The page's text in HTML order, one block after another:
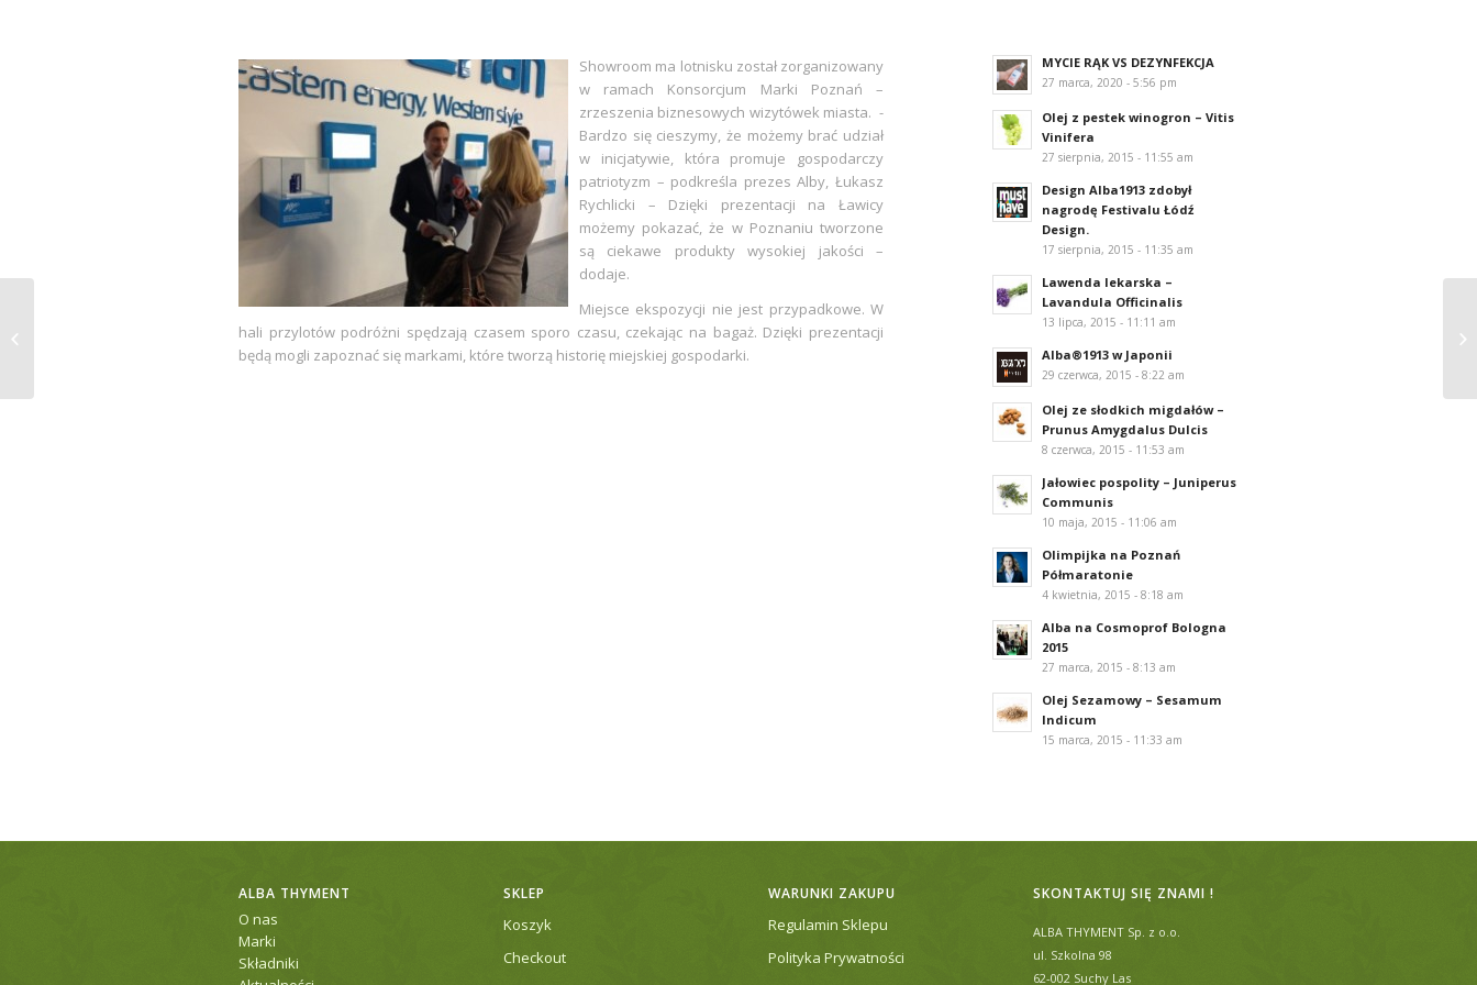
Showroom ma lotnisku został zorganizowany
w ramach Konsorcjum Marki Poznań –
zrzeszenia biznesowych wizytówek miasta. -
Bardzo się cieszymy, że możemy brać udział
w inicjatywie, która promuje gospodarczy
patriotyzm – podkreśla prezes Alby, Łukasz
Rychlicki – Dzięki prezentacji na Ławicy
możemy pokazać, że w Poznaniu tworzone
są ciekawe produkty wysokiej jakości –
dodaje.
Miejsce ekspozycji nie jest przypadkowe. W
hali przylotów podróżni spędzają czasem sporo czasu, czekając na bagaż. Dzięki prezentacji
będą mogli zapoznać się markami, które tworzą historię miejskiej gospodarki.
MYCIE RĄK VS DEZYNFEKCJA
27 marca, 2020 - 5:56 pm
Olej z pestek winogron – Vitis
Vinifera
27 sierpnia, 2015 - 11:55 am
Design Alba1913 zdobył
nagrodę Festivalu Łódź
Design.
17 sierpnia, 2015 - 11:35 am
Lawenda lekarska –
Lavandula Officinalis
13 lipca, 2015 - 11:11 am
Alba®1913 w Japonii
29 czerwca, 2015 - 8:22 am
Olej ze słodkich migdałów –
Prunus Amygdalus Dulcis
8 czerwca, 2015 - 11:53 am
Jałowiec pospolity – Juniperus
Communis
10 maja, 2015 - 11:06 am
Olimpijka na Poznań
Półmaratonie
4 kwietnia, 2015 - 8:18 am
Alba na Cosmoprof Bologna
2015
27 marca, 2015 - 8:13 am
Olej Sezamowy – Sesamum
Indicum
15 marca, 2015 - 11:33 am
ALBA THYMENT
O nas
Marki
Składniki
SKLEP
Koszyk
Checkout
WARUNKI ZAKUPU
Regulamin Sklepu
Polityka Prywatności
SKONTAKTUJ SIĘ ZNAMI !
ALBA THYMENT Sp. z o.o.
ul. Szkolna 98
62-002 Suchy Las